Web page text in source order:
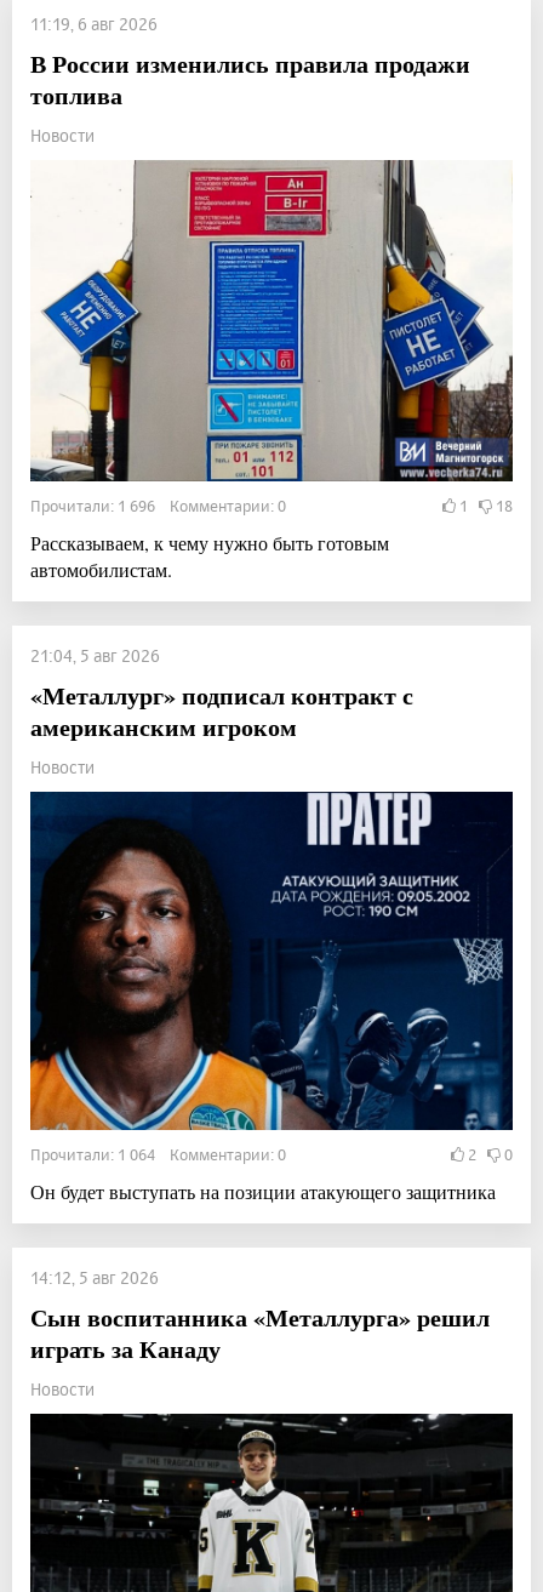
11:19, 6 авг 2026
В России изменились правила продажи
топлива
Новости
Прочитали: 1 696 Комментарии: 0 1 18
Рассказываем, к чему нужно быть готовым
автомобилистам.
21:04, 5 авг 2026
«Металлург» подписал контракт с
американским игроком
Новости
Прочитали: 1 064 Комментарии: 0 2 0
Он будет выступать на позиции атакующего защитника
14:12, 5 авг 2026
Сын воспитанника «Металлурга» решил
играть за Канаду
Новости